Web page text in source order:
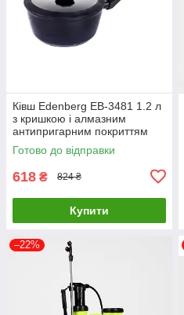
Ківш Edenberg EB-3481 1.2 л
з кришкою і алмазним
антипригарним покриттям
Готово до відправки
618 ₴ 824 ₴
Купити
–22%